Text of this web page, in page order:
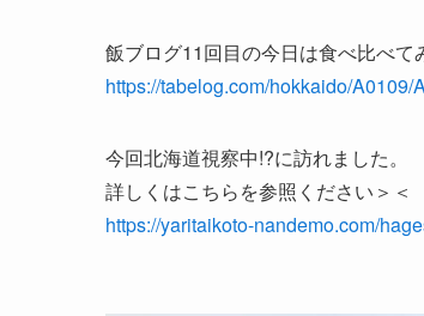
飯ブログ11回目の今日は食べ比べて
https://tabelog.com/hokkaido/A0109/
今回北海道視察中!?に訪れました。
詳しくはこちらを参照ください＞＜
https://yaritaikoto-nandemo.com/